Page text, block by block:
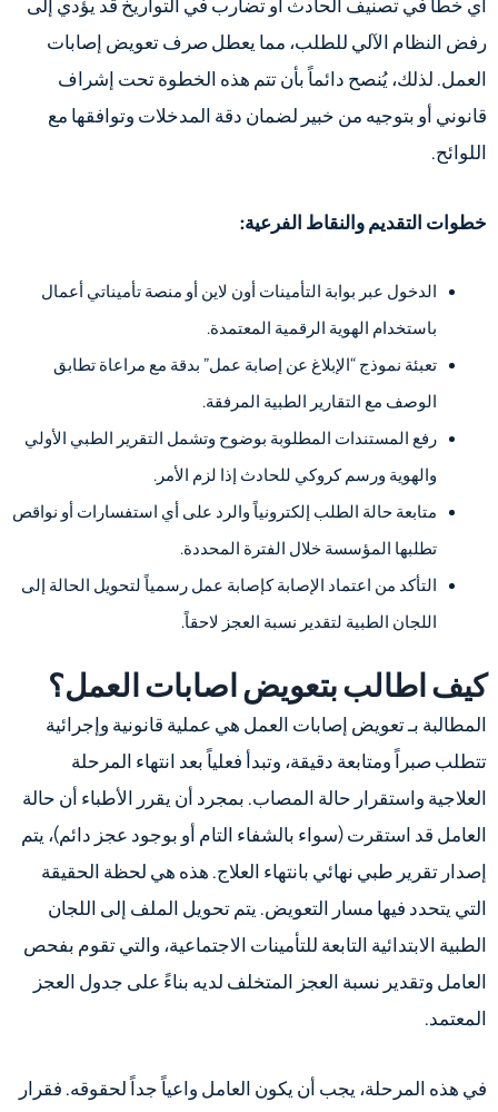
أي خطأ في تصنيف الحادث أو تضارب في التواريخ قد يؤدي إلى
رفض النظام الآلي للطلب، مما يعطل صرف تعويض إصابات
العمل. لذلك، يُنصح دائماً بأن تتم هذه الخطوة تحت إشراف
قانوني أو بتوجيه من خبير لضمان دقة المدخلات وتوافقها مع
اللوائح.
خطوات التقديم والنقاط الفرعية:
الدخول عبر بوابة التأمينات أون لاين أو منصة تأميناتي أعمال
باستخدام الهوية الرقمية المعتمدة.
تعبئة نموذج “الإبلاغ عن إصابة عمل” بدقة مع مراعاة تطابق
الوصف مع التقارير الطبية المرفقة.
رفع المستندات المطلوبة بوضوح وتشمل التقرير الطبي الأولي
والهوية ورسم كروكي للحادث إذا لزم الأمر.
متابعة حالة الطلب إلكترونياً والرد على أي استفسارات أو نواقص
تطلبها المؤسسة خلال الفترة المحددة.
التأكد من اعتماد الإصابة كإصابة عمل رسمياً لتحويل الحالة إلى
اللجان الطبية لتقدير نسبة العجز لاحقاً.
كيف اطالب بتعويض اصابات العمل؟
المطالبة بـ تعويض إصابات العمل هي عملية قانونية وإجرائية
تتطلب صبراً ومتابعة دقيقة، وتبدأ فعلياً بعد انتهاء المرحلة
العلاجية واستقرار حالة المصاب. بمجرد أن يقرر الأطباء أن حالة
العامل قد استقرت (سواء بالشفاء التام أو بوجود عجز دائم)، يتم
إصدار تقرير طبي نهائي بانتهاء العلاج. هذه هي لحظة الحقيقة
التي يتحدد فيها مسار التعويض. يتم تحويل الملف إلى اللجان
الطبية الابتدائية التابعة للتأمينات الاجتماعية، والتي تقوم بفحص
العامل وتقدير نسبة العجز المتخلف لديه بناءً على جدول العجز
المعتمد.
في هذه المرحلة، يجب أن يكون العامل واعياً جداً لحقوقه. فقرار